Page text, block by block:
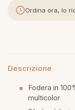
Ordina ora, lo
Descrizione
Fodera in
multicolor